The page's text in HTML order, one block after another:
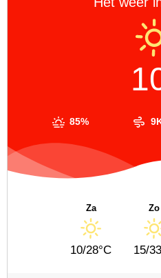
85%
Za
10/28°C
Zo
15/